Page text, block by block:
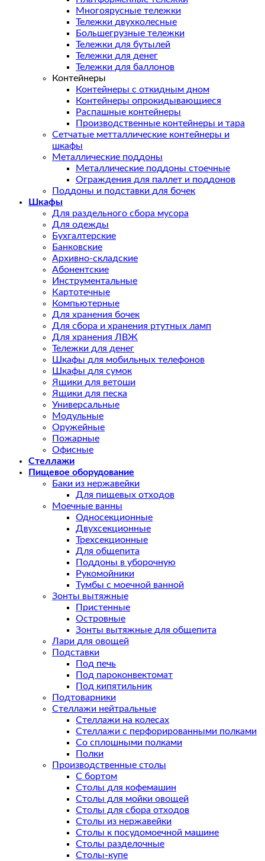
Многоярусные тележки
Тележки двухколесные
Большегрузные тележки
Тележки для бутылей
Тележки для денег
Тележки для баллонов
Контейнеры
Контейнеры с откидным дном
Контейнеры опрокидывающиеся
Распашные контейнеры
Производственные контейнеры и тара
Сетчатые метталлические контейнеры и
шкафы
Металлические поддоны
Металлические поддоны стоечные
Ограждения для паллет и поддонов
Поддоны и подставки для бочек
Шкафы
Для раздельного сбора мусора
Для одежды
Бухгалтерские
Банковские
Архивно-складские
Абонентские
Инструментальные
Картотечные
Компьютерные
Для хранения бочек
Для сбора и хранения ртутных ламп
Для хранения ЛВЖ
Тележки для денег
Шкафы для мобильных телефонов
Шкафы для сумок
Ящики для ветоши
Ящики для песка
Универсальные
Модульные
Оружейные
Пожарные
Офисные
Стеллажи
Пищевое оборудование
Баки из нержавейки
Для пищевых отходов
Моечные ванны
Односекционные
Двухсекционные
Трехсекционные
Для общепита
Поддоны в уборочную
Рукомойники
Тумбы с моечной ванной
Зонты вытяжные
Пристенные
Островные
Зонты вытяжные для общепита
Лари для овощей
Подставки
Под печь
Под пароконвектомат
Под кипятильник
Подтоварники
Стеллажи нейтральные
Стеллажи на колесах
Стеллажи с перфорированными полками
Со сплошными полками
Полки
Производственные столы
С бортом
Столы для кофемашин
Столы для мойки овощей
Столы для сбора отходов
Столы из нержавейки
Столы к посудомоечной машине
Столы разделочные
Столы-купе